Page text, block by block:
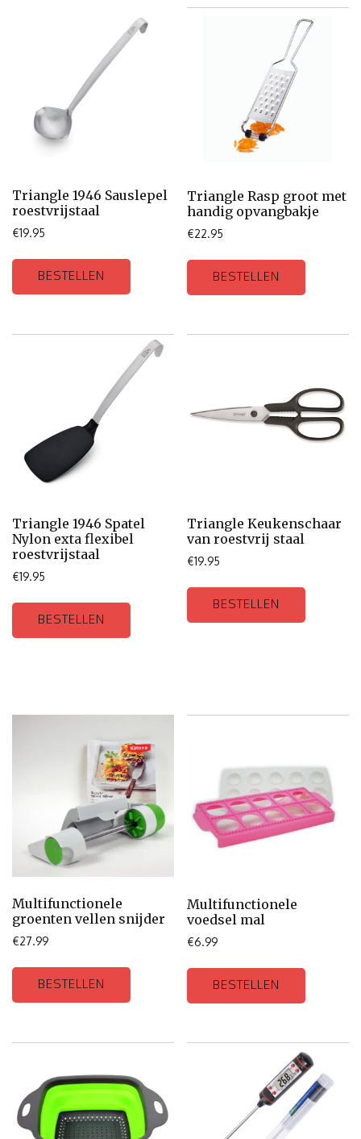
Triangle 1946 Sauslepel
roestvrijstaal
€19.95
BESTELLEN
Triangle Rasp groot met
handig opvangbakje
€22.95
BESTELLEN
Triangle 1946 Spatel
Nylon exta flexibel
roestvrijstaal
€19.95
BESTELLEN
Triangle Keukenschaar
van roestvrij staal
€19.95
BESTELLEN
Multifunctionele
groenten vellen snijder
€27.99
BESTELLEN
Multifunctionele
voedsel mal
€6.99
BESTELLEN